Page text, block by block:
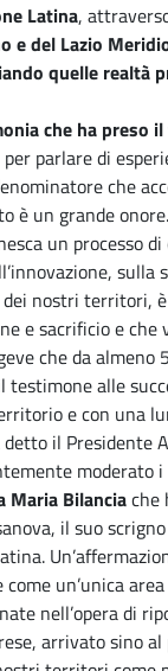
Latina,
e del Lazio
quelle realtà
che ha preso
parlare di
che
è un grande
un processo
sulla
nostri territori, è
e sacrificio e che
che da almeno
alle
e con una
il Presidente
moderato
Maria Bilanciache
il suo
un’unica
nell’opera di
arrivato sino